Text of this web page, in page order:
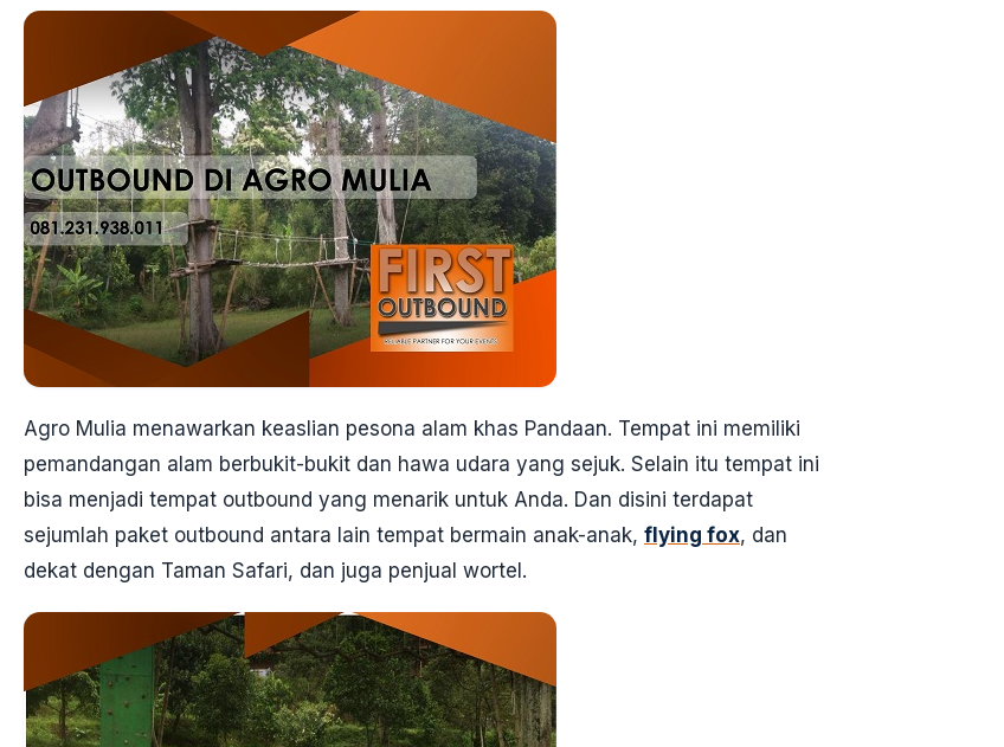
Agro Mulia menawarkan keaslian pesona alam khas Pandaan. Tempat ini memiliki
pemandangan alam berbukit-bukit dan hawa udara yang sejuk. Selain itu tempat ini
bisa menjadi tempat outbound yang menarik untuk Anda. Dan disini terdapat
sejumlah paket outbound antara lain tempat bermain anak-anak, flying fox, dan
dekat dengan Taman Safari, dan juga penjual wortel.